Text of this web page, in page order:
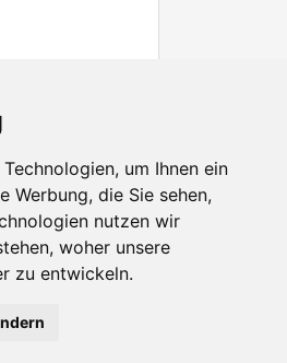
um Ihnen ein
Werbung, die Sie sehen,
nutzen wir
woher unsere
zu entwickeln.
пользоваться сайтом, Вы подтверждаете